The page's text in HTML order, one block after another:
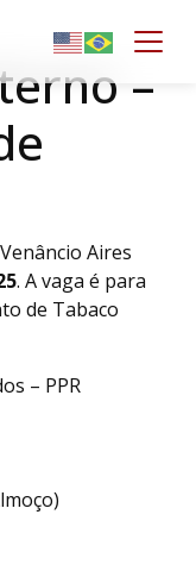
–
Aires
. A vaga é para
de Tabaco
– PPR